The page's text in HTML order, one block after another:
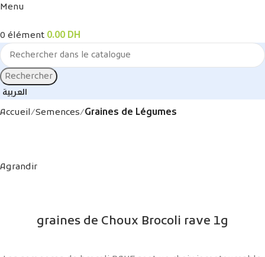
Menu
0 élément 0.00 DH
Rechercher
العربية
Accueil Semences Graines de Légumes
Agrandir
graines de Choux Brocoli rave 1g